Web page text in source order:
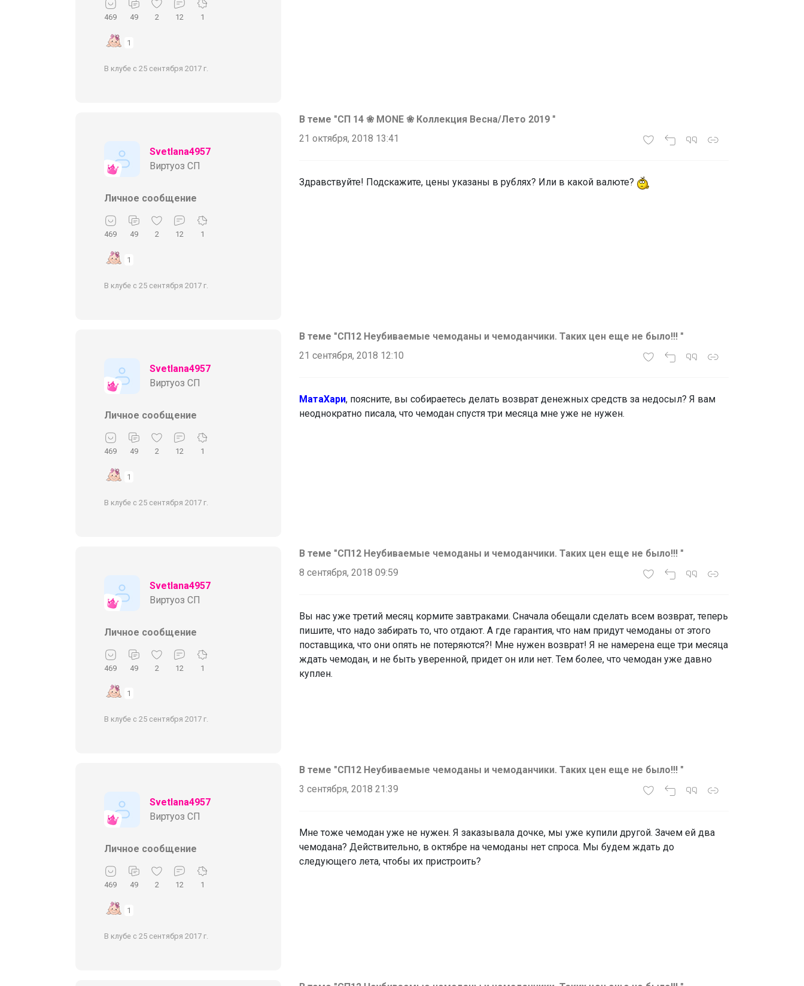
469 49 2 12 1
1
В клубе с 25 сентября 2017 г.
Svetlana4957
Виртуоз СП
Личное сообщение
469 49 2 12 1
1
В клубе с 25 сентября 2017 г.
В теме "СП 14 ❀ MОNЕ ❀ Коллекция Весна/Лето 2019 "
21 октября, 2018 13:41
Здравствуйте! Подскажите, цены указаны в рублях? Или в какой валюте?
Svetlana4957
Виртуоз СП
Личное сообщение
469 49 2 12 1
1
В клубе с 25 сентября 2017 г.
В теме "СП12 Неубиваемые чемоданы и чемоданчики. Таких цен еще не было!!! "
21 сентября, 2018 12:10
МатаХари, поясните, вы собираетесь делать возврат денежных средств за недосыл? Я вам
неоднократно писала, что чемодан спустя три месяца мне уже не нужен.
Svetlana4957
Виртуоз СП
Личное сообщение
469 49 2 12 1
1
В клубе с 25 сентября 2017 г.
В теме "СП12 Неубиваемые чемоданы и чемоданчики. Таких цен еще не было!!! "
8 сентября, 2018 09:59
Вы нас уже третий месяц кормите завтраками. Сначала обещали сделать всем возврат, теперь
пишите, что надо забирать то, что отдают. А где гарантия, что нам придут чемоданы от этого
поставщика, что они опять не потеряются?! Мне нужен возврат! Я не намерена еще три месяца
ждать чемодан, и не быть уверенной, придет он или нет. Тем более, что чемодан уже давно
куплен.
Svetlana4957
Виртуоз СП
Личное сообщение
469 49 2 12 1
1
В клубе с 25 сентября 2017 г.
В теме "СП12 Неубиваемые чемоданы и чемоданчики. Таких цен еще не было!!! "
3 сентября, 2018 21:39
Мне тоже чемодан уже не нужен. Я заказывала дочке, мы уже купили другой. Зачем ей два
чемодана? Действительно, в октябре на чемоданы нет спроса. Мы будем ждать до
следующего лета, чтобы их пристроить?